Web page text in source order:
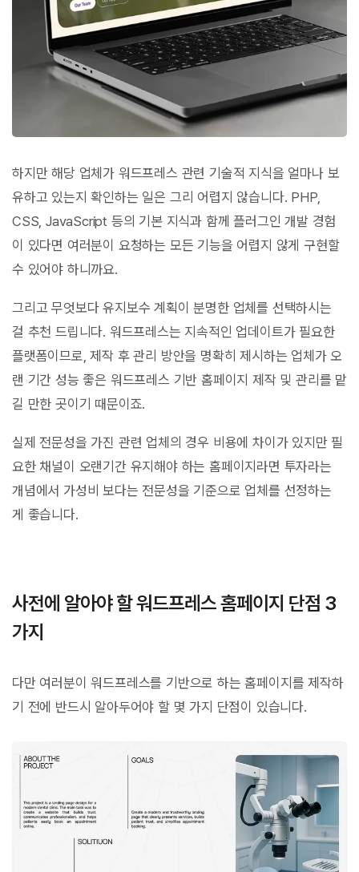
하지만 해당 업체가 워드프레스 관련 기술적 지식을 얼마나 보
유하고 있는지 확인하는 일은 그리 어렵지 않습니다. PHP,
CSS, JavaScript 등의 기본 지식과 함께 플러그인 개발 경험
이 있다면 여러분이 요청하는 모든 기능을 어렵지 않게 구현할
수 있어야 하니까요.
그리고 무엇보다 유지보수 계획이 분명한 업체를 선택하시는
걸 추천 드립니다. 워드프레스는 지속적인 업데이트가 필요한
플랫폼이므로, 제작 후 관리 방안을 명확히 제시하는 업체가 오
랜 기간 성능 좋은 워드프레스 기반 홈페이지 제작 및 관리를 맡
길 만한 곳이기 때문이죠.
실제 전문성을 가진 관련 업체의 경우 비용에 차이가 있지만 필
요한 채널이 오랜기간 유지해야 하는 홈페이지라면 투자라는
개념에서 가성비 보다는 전문성을 기준으로 업체를 선정하는
게 좋습니다.
사전에 알아야 할 워드프레스 홈페이지 단점 3
가지
다만 여러분이 워드프레스를 기반으로 하는 홈페이지를 제작하
기 전에 반드시 알아두어야 할 몇 가지 단점이 있습니다.